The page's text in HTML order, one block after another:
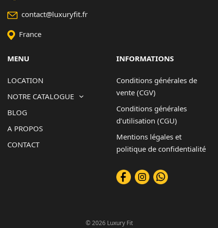
contact@luxuryfit.fr
France
MENU
LOCATION
NOTRE CATALOGUE
BLOG
A PROPOS
CONTACT
INFORMATIONS
Conditions générales de
vente (CGV)
Conditions générales
d’utilisation (CGU)
Mentions légales et
politique de confidentialité
© 2026 Luxury Fit